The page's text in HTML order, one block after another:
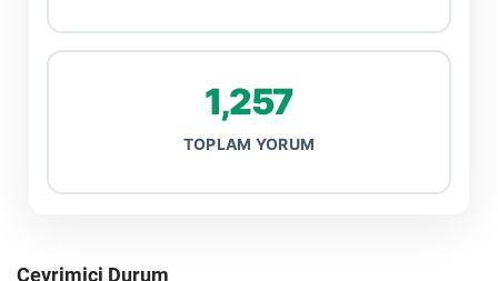
1,257
TOPLAM YORUM
Çevrimiçi Durum